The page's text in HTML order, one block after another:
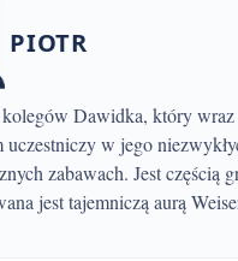
PIOTR
uczestniczy w jego
zabawach. Jest częścią
jest tajemniczą aurą